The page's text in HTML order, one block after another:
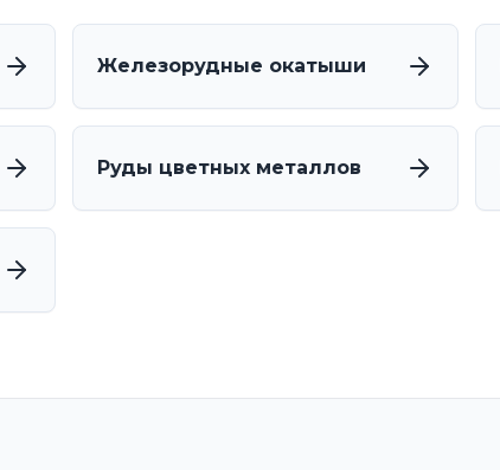
Железорудные окатыши
Руды цветных металлов